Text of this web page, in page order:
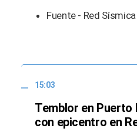
Fuente - Red
15:03
Temblor en Puerto
con epicentro en